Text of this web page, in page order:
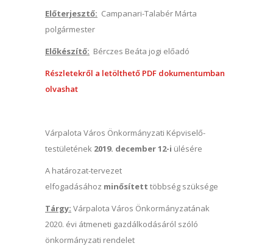
Előterjesztő: Campanari-Talabér Márta
polgármester
Előkészítő: Bérczes Beáta jogi előadó
Részletekről a letölthető PDF dokumentumban
olvashat
Várpalota Város Önkormányzati Képviselő-
testületének 2019. december 12-i ülésére
A határozat-tervezet
elfogadásához minősített többség szüksége
Tárgy: Várpalota Város Önkormányzatának
2020. évi átmeneti gazdálkodásáról szóló
önkormányzati rendelet